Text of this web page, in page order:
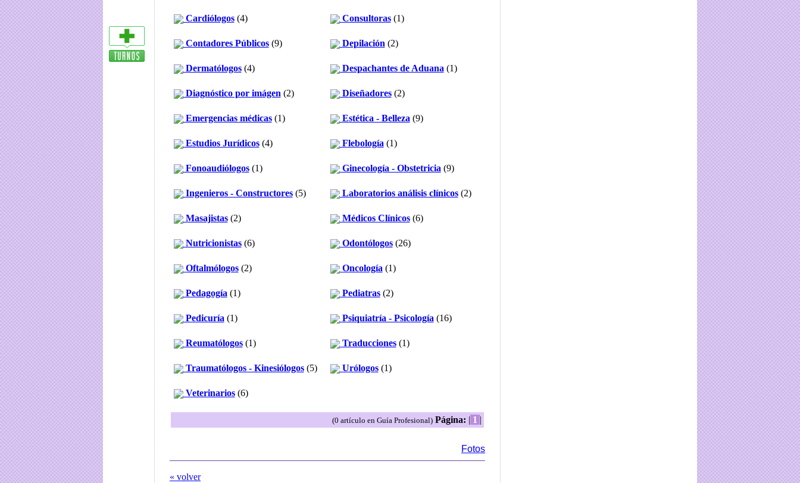
Cardiólogos(4) Consultoras(1)
Contadores Públicos(9) Depilación (2)
Dermatólogos(4) Despachantes de Aduana (1)
Diagnóstico por imágen (2) Diseñadores(2)
Emergencias médicas(1) Estética - Belleza (9)
Estudios Jurídicos(4) Flebología (1)
Fonoaudiólogos(1) Ginecología - Obstetricia (9)
Ingenieros - Constructores(5) Laboratorios análisis clínicos(2)
Masajistas(2) Médicos Clínicos(6)
Nutricionistas(6) Odontólogos(26)
Oftalmólogos(2) Oncología (1)
Pedagogía (1) Pediatras(2)
Pedicuría (1) Psiquiatría - Psicología (16)
Reumatólogos(1) Traducciones(1)
Traumatólogos - Kinesiólogos(5) Urólogos(1)
Veterinarios(6)
(0 artículo en Guía Profesional) Página: | 1 |
Fotos
« volver